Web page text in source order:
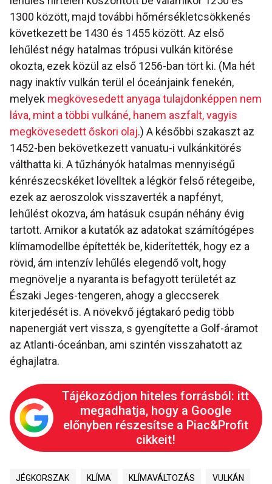
1300 között, majd további hőmérsékletcsökkenés
következett be 1430 és 1455 között. Az első
lehűlést négy hatalmas trópusi vulkán kitörése
okozta, ezek közül az első 1256-ban tört ki. (Ma hét
nagy inaktív vulkán terül el óceánjaink fenekén,
melyek megkövesedett anyaga tulajdonképpen nem
láva, mint a többi vulkáné, hanem aszfalt, vagyis
megkövesedett őskori olaj.) A későbbi szakaszt az
1452-ben bekövetkezett vanuatu-i vulkánkitörés
válthatta ki. A tűzhányók hatalmas mennyiségű
kénrészecskéket lövelltek a légkör felső rétegeibe,
ezek az aeroszolok visszaverték a napfényt,
lehűlést okozva, ám hatásuk csupán néhány évig
tartott. Amikor a kutatók az adatokat számítógépes
klímamodellbe építették be, kiderítették, hogy ez a
rövid, ám intenzív lehűlés elegendő volt, hogy
megnövelje a nyaranta is befagyott területét az
Északi Jeges-tengeren, ahogy a gleccserek
kiterjedését is. A növekvő jégtakaró pedig több
napenergiát vert vissza, s gyengítette a Golf-áramot
az Atlanti-óceánban, ami szintén visszahatott az
éghajlatra.
Tájékozódjon hiteles forrásból: itt
megadhatja, hogy a Google
előnyben részesítse a Piac&Profit
cikkeit!
JÉGKORSZAK KLÍMA KLÍMAVÁLTOZÁS VULKÁN